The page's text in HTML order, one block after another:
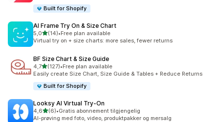
Built for Shopify
AI Frame Try On & Size Chart
5,0av 5 stjerner
(14)
Totalt 14 omtaler
•Free plan available
Virtual try on + size charts: more sales, fewer returns
BF Size Chart & Size Guide
4,7av 5 stjerner
(127)
Totalt 127 omtaler
•Free plan available
Easily create Size Chart, Size Guide & Tables + Reduce Returns
Built for Shopify
Looksy AI Virtual Try‑On
4,6av 5 stjerner
(6)
Totalt 6 omtaler
•Gratis abonnement tilgjengelig
AI-prøving med foto, video, produktpakker og mersalg